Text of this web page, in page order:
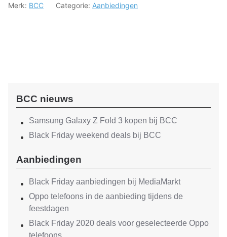
Merk: BCC Categorie: Aanbiedingen
BCC nieuws
Samsung Galaxy Z Fold 3 kopen bij BCC
Black Friday weekend deals bij BCC
Aanbiedingen
Black Friday aanbiedingen bij MediaMarkt
Oppo telefoons in de aanbieding tijdens de
feestdagen
Black Friday 2020 deals voor geselecteerde Oppo